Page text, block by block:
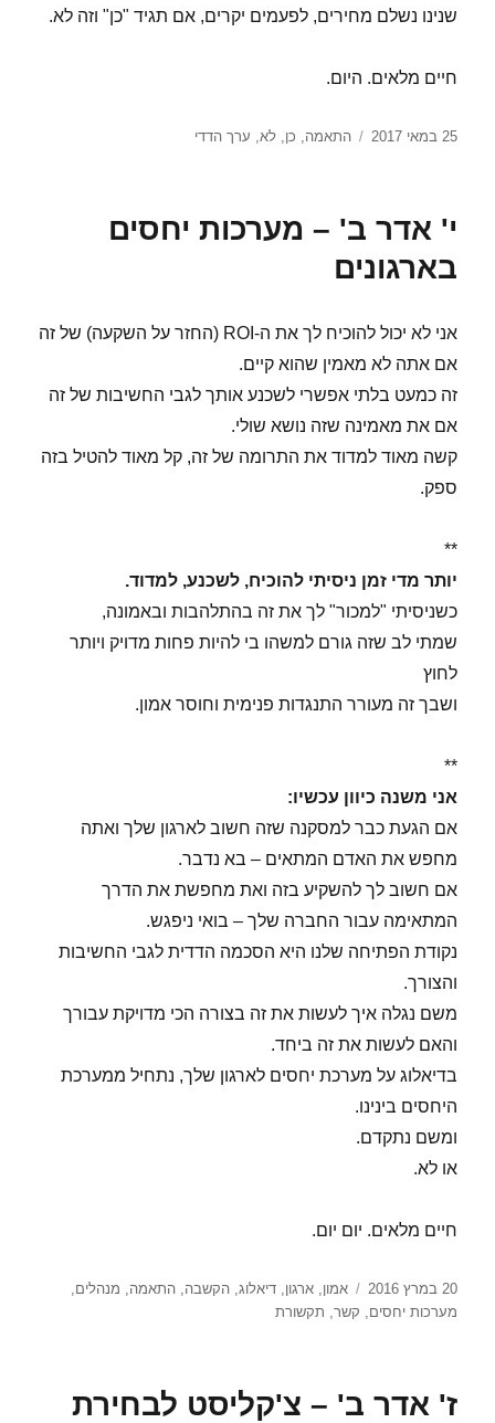
שנינו נשלם מחירים, לפעמים יקרים, אם תגיד "כן" וזה לא.
חיים מלאים. היום.
פורסם
25 במאי 2017 תגיות
התאמה, כן,לא, ערך הדדי
י' אדר ב' – מערכות יחסים
בארגונים
אני לא יכול להוכיח לך את ה-ROI (החזר על השקעה) של זה
אם אתה לא מאמין שהוא קיים.
זה כמעט בלתי אפשרי לשכנע אותך לגבי החשיבות של זה
אם את מאמינה שזה נושא שולי.
קשה מאוד למדוד את התרומה של זה, קל מאוד להטיל בזה
ספק.
**
יותר מדי זמן ניסיתי להוכיח, לשכנע, למדוד.
כשניסיתי "למכור" לך את זה בהתלהבות ובאמונה,
שמתי לב שזה גורם למשהו בי להיות פחות מדויק ויותר
לחוץ
ושבך זה מעורר התנגדות פנימית וחוסר אמון.
**
אני משנה כיוון עכשיו:
אם הגעת כבר למסקנה שזה חשוב לארגון שלך ואתה
מחפש את האדם המתאים – בא נדבר.
אם חשוב לך להשקיע בזה ואת מחפשת את הדרך
המתאימה עבור החברה שלך – בואי ניפגש.
נקודת הפתיחה שלנו היא הסכמה הדדית לגבי החשיבות
והצורך.
משם נגלה איך לעשות את זה בצורה הכי מדויקת עבורך
והאם לעשות את זה ביחד.
בדיאלוג על מערכת יחסים לארגון שלך, נתחיל ממערכת
היחסים בינינו.
ומשם נתקדם.
או לא.
חיים מלאים. יום יום.
פורסם
בתאריך
20 במרץ 2016 תגיות
אמון,ארגון,דיאלוג,הקשבה,התאמה, מנהלים,
מערכות יחסים, קשר, תקשורת
ז' אדר ב' – צ'קליסט לבחירת